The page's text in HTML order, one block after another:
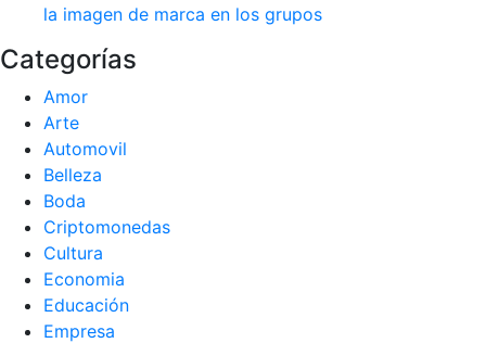
la imagen de marca en los grupos
Categorías
Amor
Arte
Automovil
Belleza
Boda
Criptomonedas
Cultura
Economia
Educación
Empresa